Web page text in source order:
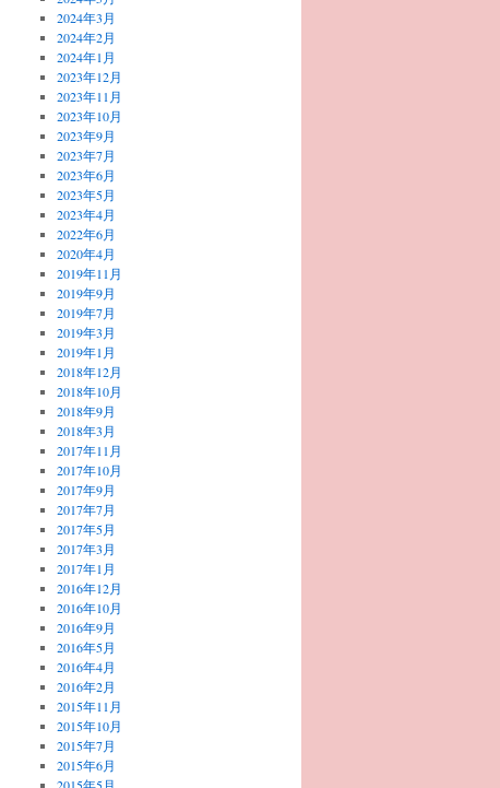
2024年3月
2024年2月
2024年1月
2023年12月
2023年11月
2023年10月
2023年9月
2023年7月
2023年6月
2023年5月
2023年4月
2022年6月
2020年4月
2019年11月
2019年9月
2019年7月
2019年3月
2019年1月
2018年12月
2018年10月
2018年9月
2018年3月
2017年11月
2017年10月
2017年9月
2017年7月
2017年5月
2017年3月
2017年1月
2016年12月
2016年10月
2016年9月
2016年5月
2016年4月
2016年2月
2015年11月
2015年10月
2015年7月
2015年6月